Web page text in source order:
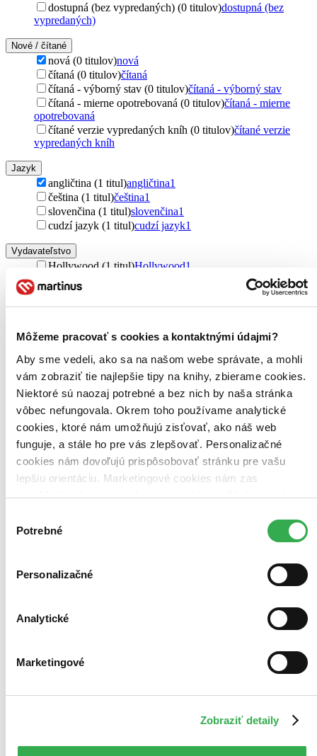
Môžeme pracovať s cookies a kontaktnými údajmi?
Aby sme vedeli, ako sa na našom webe správate, a mohli
vám zobraziť tie najlepšie tipy na knihy, zbierame cookies.
Niektoré sú naozaj potrebné a bez nich by naša stránka
vôbec nefungovala. Okrem toho používame analytické
cookies, ktoré nám umožňujú zisťovať, ako náš web
funguje, a stále ho pre vás zlepšovať. Personalizačné
cookies nám dovoľujú prispôsobovať stránku pre vašu
lepšiu orientáciu. Marketingové cookies nám zas
umožňujú zobrazenie relevantnej reklamy. Niektoré údaje
keby sme mohli používať všetky tieto cookies. Ďakujeme!
súhlasu
Potrebné
Personalizačné
Analytické
Marketingové
Zobraziť detaily
dostupná (bez vypredaných) (0 titulov)dostupná (bez
vypredaných)
Nové / čítané
nová (0 titulov)nová
čítaná (0 titulov)čítaná
čítaná - výborný stav (0 titulov)čítaná - výborný stav
čítaná - mierne opotrebovaná (0 titulov)čítaná - mierne
opotrebovaná
čítané verzie vypredaných kníh (0 titulov)čítané verzie
vypredaných kníh
Jazyk
angličtina (1 titul)angličtina1
čeština (1 titul)čeština1
slovenčina (1 titul)slovenčina1
cudzí jazyk (1 titul)cudzí jazyk1
Vydavateľstvo
Hollywood (1 titul)Hollywood1
Zúžiť výber
Bestsellery
Top hodnotené
Novinky
Najdrahšie
Najlacnejšie
Najvyššia zľava
Zrušiť filtre